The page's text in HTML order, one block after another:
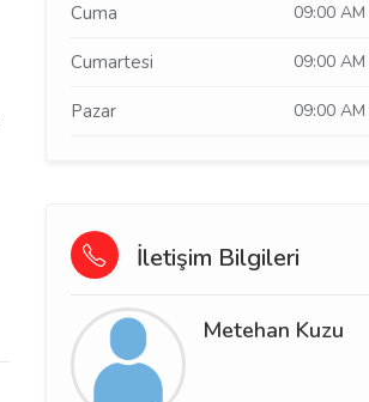
Cuma 09:00
Cumartesi 09:00
Pazar 09:00
İletişim Bilgileri
Metehan Kuzu